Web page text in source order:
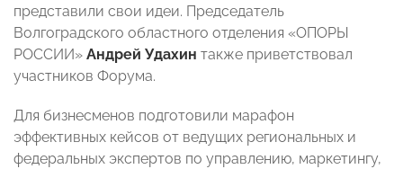
представили свои идеи. Председатель
Волгоградского областного отделения «ОПОРЫ
РОССИИ» Андрей Удахин также приветствовал
участников Форума.
Для бизнесменов подготовили марафон
эффективных кейсов от ведущих региональных и
федеральных экспертов по управлению, маркетингу,